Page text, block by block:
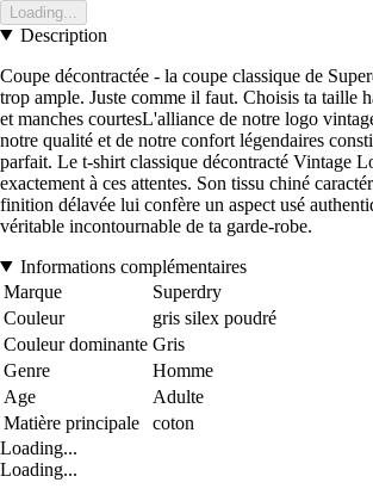
Loading...
Description
Coupe décontractée - la coupe classique de
trop ample. Juste comme il faut. Choisis ta taille
et manches courtesL'alliance de notre logo
notre qualité et de notre confort légendaires
parfait. Le t-shirt classique décontracté Vintage
exactement à ces attentes. Son tissu chiné
finition délavée lui confère un aspect usé
véritable incontournable de ta garde-robe.
Informations complémentaires
Marque
Superdry
Couleur
gris silex poudré
Couleur dominante Gris
Genre
Homme
Age
Adulte
Matière principale
coton
Loading...
Loading...